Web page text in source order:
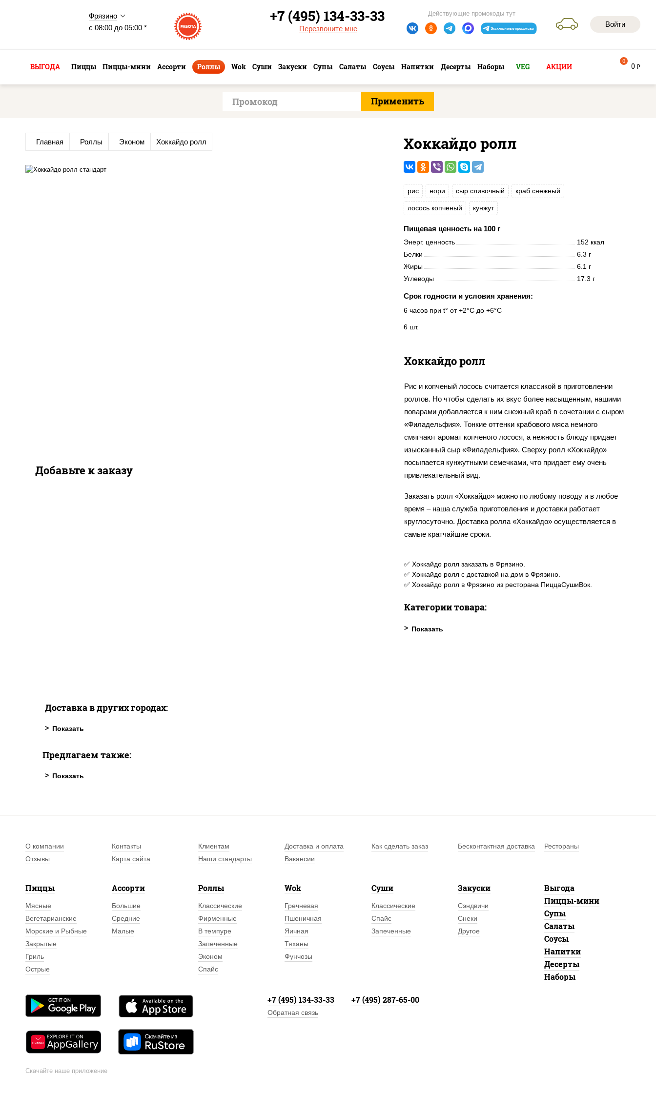
Фрязино
с 08:00 до 05:00 *
Войти
Действующие промокоды тут
+7 (495) 134-33-33
Перезвоните мне
ВЫГОДА Пиццы Пиццы-мини Ассорти Роллы Wok Суши Закуски Супы Салаты Соусы Напитки Десерты Наборы VEG АКЦИИ 0 руб
0
Главная Роллы Эконом Хоккайдо ролл Хоккайдо ролл
рис нори сыр сливочный краб снежный
лосось копченый кунжут
Пищевая ценность на 100 г
Энерг. ценность
152 ккал
Белки
6.3 г
Жиры
6.1 г
Углеводы
17.3 г
Срок годности и условия хранения:
6 часов при t° от +2°C до +6°C
6 шт.
Хоккайдо ролл
Рис и копченый лосось считается классикой в приготовлении
роллов. Но чтобы сделать их вкус более насыщенным, нашими
поварами добавляется к ним снежный краб в сочетании с сыром
«Филадельфия». Тонкие оттенки крабового мяса немного
смягчают аромат копченого лосося, а нежность блюду придает
изысканный сыр «Филадельфия». Сверху ролл «Хоккайдо»
посыпается кунжутными семечками, что придает ему очень
привлекательный вид.
Заказать ролл «Хоккайдо» можно по любому поводу и в любое
время – наша служба приготовления и доставки работает
круглосуточно. Доставка ролла «Хоккайдо» осуществляется в
самые кратчайшие сроки.
✅ Хоккайдо ролл заказать в Фрязино.
✅ Хоккайдо ролл с доставкой на дом в Фрязино.
✅ Хоккайдо ролл в Фрязино из ресторана ПиццаСушиВок.
Категории товара:
Добавьте к заказу
Доставка в других городах:
Предлагаем также:
О компании Контакты Клиентам Доставка и оплата Как сделать заказ Бесконтактная доставка
Рестораны
Отзывы
Карта сайта Наши стандарты Вакансии
Пиццы
Мясные
Вегетарианские
Морские и Рыбные
Закрытые
Гриль
Острые
Ассорти
Большие
Средние
Малые
Роллы
Классические
Фирменные
В темпуре
Запеченные
Эконом
Спайс
Wok
Гречневая
Пшеничная
Яичная
Тяханы
Фунчозы
Суши
Классические
Спайс
Запеченные
Закуски
Сэндвичи
Снеки
Другое
Выгода
Пиццы-мини
Супы
Салаты
Соусы
Напитки
Десерты
Наборы
Скачайте наше приложение
+7 (495) 134-33-33 +7 (495) 287-65-00
Обратная связь